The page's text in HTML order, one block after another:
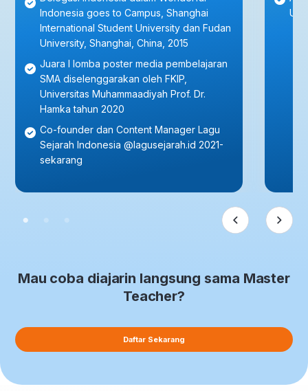
Indonesia goes to Campus, Shanghai
International Student University dan Fudan
University, Shanghai, China, 2015
Juara I lomba poster media pembelajaran
SMA diselenggarakan oleh FKIP,
Universitas Muhammaadiyah Prof. Dr.
Hamka tahun 2020
Co-founder dan Content Manager Lagu
Sejarah Indonesia @lagusejarah.id 2021-
sekarang
Mau coba diajarin langsung sama Master
Teacher?
Daftar Sekarang